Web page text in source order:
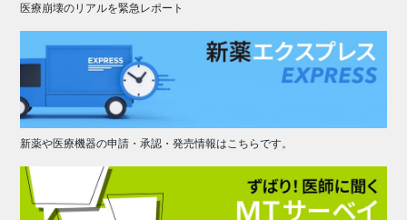
医療崩壊のリアルを緊急レポート
新薬や医療機器の申請・承認・発売情報はこちらです。